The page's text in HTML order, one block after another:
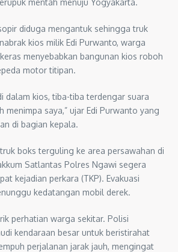
diduga mengantuk sehingga truk
kios milik Edi Purwanto, warga
menyebabkan bangunan kios roboh
motor titipan.
dalam kios, tiba-tiba terdengar suara
menimpa saya,” ujar Edi Purwanto yang
di bagian kepala.
boks terguling ke area persawahan di
Satlantas Polres Ngawi segera
kejadian perkara (TKP). Evakuasi
kedatangan mobil derek.
perhatian warga sekitar. Polisi
kendaraan besar untuk beristirahat
perjalanan jarak jauh, mengingat